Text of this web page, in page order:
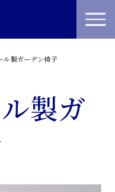
ル製ガーデン椅子
製ガ